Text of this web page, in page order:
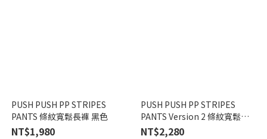
PUSH PUSH PP STRIPES
PANTS 條紋寬鬆長褲 黑色
NT$1,980
PUSH PUSH PP STRIPES
PANTS Version 2 條紋寬鬆長
褲 黑色
NT$2,280